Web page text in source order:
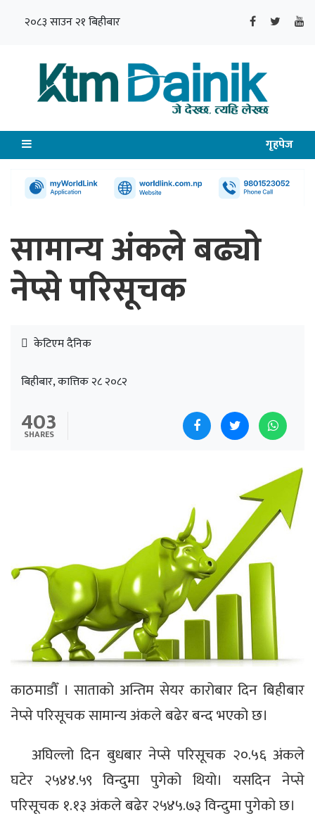
२०८३ साउन २१ बिहीबार
गृहपेज
सामान्य अंकले बढ्यो
नेप्से परिसूचक
केटिएम दैनिक
बिहीबार, कात्तिक २८ २०८२
403
SHARES
काठमाडौँ । साताको अन्तिम सेयर कारोबार दिन बिहीबार
नेप्से परिसूचक सामान्य अंकले बढेर बन्द भएको छ।
अघिल्लो दिन बुधबार नेप्से परिसूचक २०.५६ अंकले
घटेर २५४४.५९ विन्दुमा पुगेको थियो। यसदिन नेप्से
परिसूचक १.१३ अंकले बढेर २५४५.७३ विन्दुमा पुगेको छ।